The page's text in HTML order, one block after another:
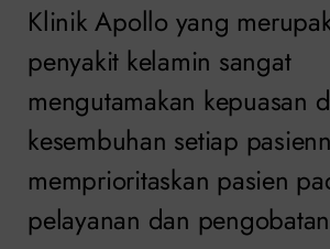
Klinik Apollo yang
penyakit kelamin sangat
mengutamakan kepuasan
kesembuhan setiap
memprioritaskan pasien
pelayanan dan